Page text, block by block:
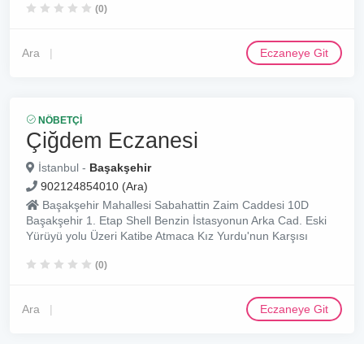
(0)
Ara Eczaneye Git
NÖBETÇI
Çiğdem Eczanesi
İstanbul - Başakşehir
902124854010 (Ara)
Başakşehir Mahallesi Sabahattin Zaim Caddesi 10D
Başakşehir 1. Etap Shell Benzin İstasyonun Arka Cad. Eski
Yürüyü yolu Üzeri Katibe Atmaca Kız Yurdu'nun Karşısı
(0)
Ara Eczaneye Git